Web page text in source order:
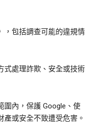
，包括調查可能的違規情
式處理詐欺、安全或技術
圍內，保護 Google、使
產或安全不致遭受危害。